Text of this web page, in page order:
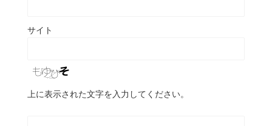
サイト
上に表示された文字を入力してください。